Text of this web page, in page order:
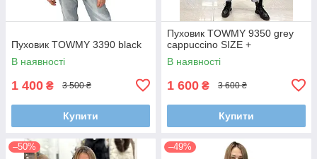
Пуховик TOWMY 3390 black
В наявності
1 400 ₴ 3 500 ₴
Купити
Пуховик TOWMY 9350 grey
cappuccino SIZE +
В наявності
1 600 ₴ 3 600 ₴
Купити
–50% –49%